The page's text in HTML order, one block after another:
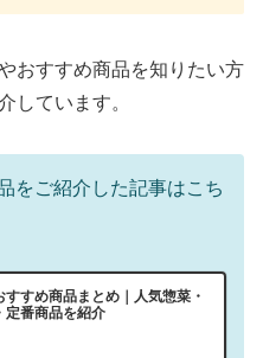
おすすめ商品を知りたい方
しています。
をご紹介した記事はこち
すすめ商品まとめ｜人気惣菜・
定番商品を紹介